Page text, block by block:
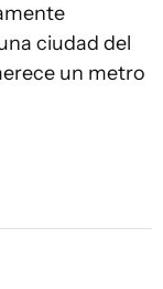
ciudad del
un metro